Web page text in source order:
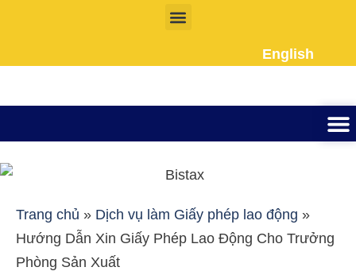
English
Trang chủ » Dịch vụ làm Giấy phép lao động »
Hướng Dẫn Xin Giấy Phép Lao Động Cho Trưởng
Phòng Sản Xuất